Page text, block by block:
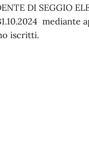
DI SEGGIO
mediante
iscritti.